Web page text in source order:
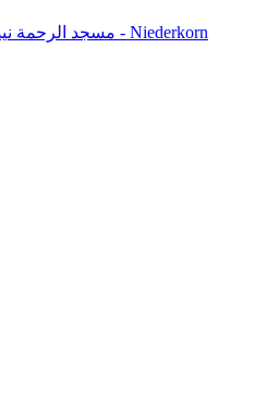
Mosquée Al Rahma /مسجد الرحمة نيدركورن - Niederkorn